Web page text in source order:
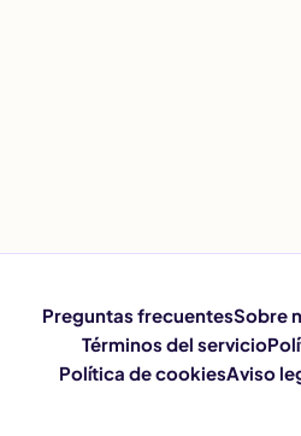
Preguntas frecuentesSobre
Términos del servicio
Política de cookiesAviso